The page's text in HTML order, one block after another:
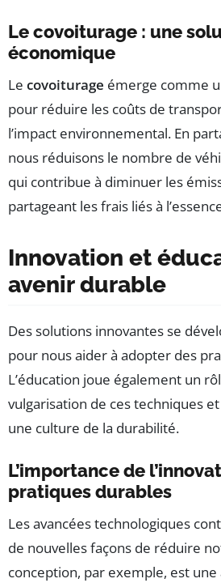
Le covoiturage : une
économique
Le covoiturage émerge comme
pour réduire les coûts de
l’impact environnemental. En
nous réduisons le nombre de
qui contribue à diminuer les
partageant les frais liés à
Innovation et
avenir durable
Des solutions innovantes se
pour nous aider à adopter des
L’éducation joue également un
vulgarisation de ces techniques et
une culture de la durabilité.
L’importance de
pratiques durables
Les avancées technologiques
de nouvelles façons de réduire
conception, par exemple, est